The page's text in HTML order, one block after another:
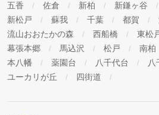
五香
佐倉 新柏 新鎌ヶ谷
新松戸
蘇我 千葉 都賀
流山おおたかの森
西船橋 東松
幕張本郷
馬込沢 松戸 南柏
本八幡
薬園台 八千代台 八
ユーカリが丘
四街道